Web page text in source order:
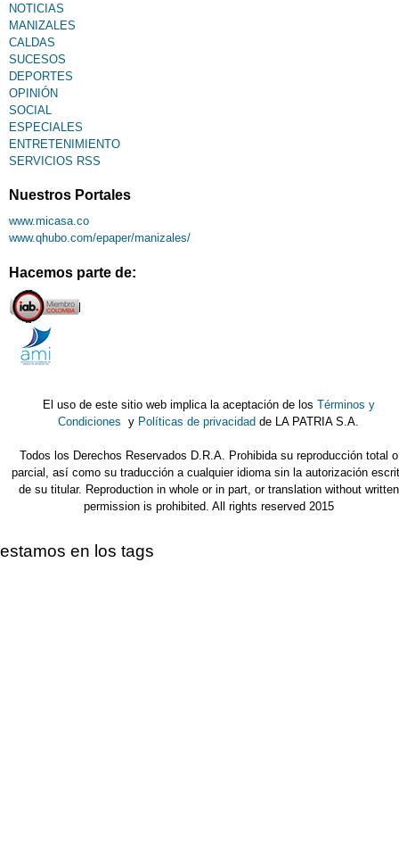
NOTICIAS
MANIZALES
CALDAS
SUCESOS
DEPORTES
OPINIÓN
SOCIAL
ESPECIALES
ENTRETENIMIENTO
SERVICIOS RSS
Nuestros Portales
www.micasa.co
www.qhubo.com/epaper/manizales/
Hacemos parte de:
El uso de este sitio web implica la aceptación de los Términos y
Condiciones y Políticas de privacidad de LA PATRIA S.A.
Todos los Derechos Reservados D.R.A. Prohibida su reproducción total o
parcial, así como su traducción a cualquier idioma sin la autorización
de su titular. Reproduction in whole or in part, or translation without written
permission is prohibited. All rights reserved 2015
estamos en los tags